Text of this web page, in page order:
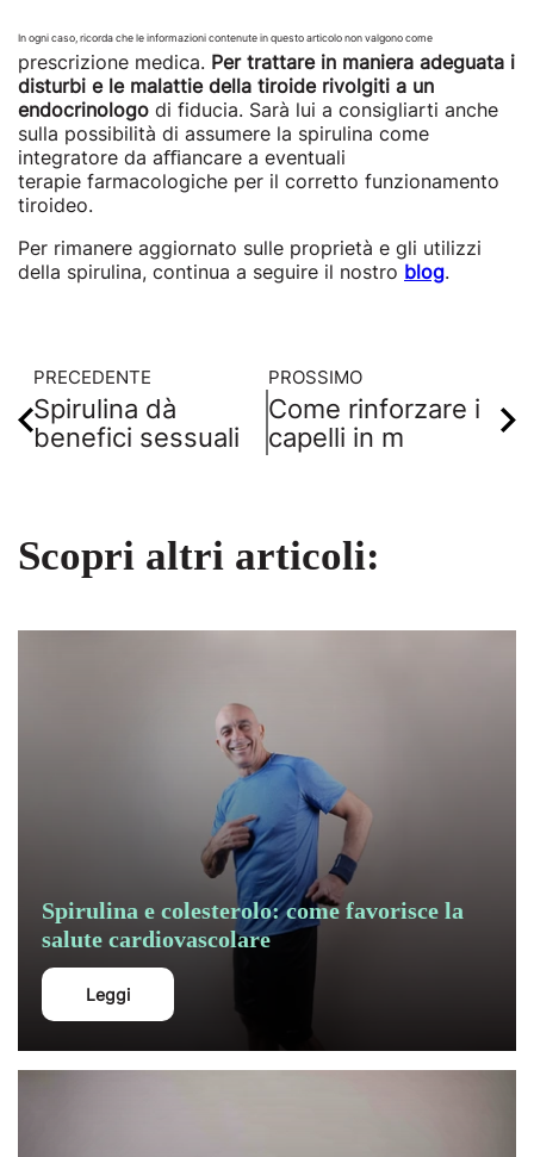
In ogni caso, ricorda che le informazioni contenute in questo articolo non valgono come
prescrizione medica. Per trattare in maniera adeguata i
disturbi e le malattie della tiroide rivolgiti a un
endocrinologo di fiducia. Sarà lui a consigliarti anche
sulla possibilità di assumere la spirulina come
integratore da aﬃancare a eventuali
terapie farmacologiche per il corretto funzionamento
tiroideo.
Per rimanere aggiornato sulle proprietà e gli utilizzi
della spirulina, continua a seguire il nostro blog.
PRECEDENTE
Spirulina dà
benefici sessuali
PROSSIMO
Come rinforzare i
capelli in m
Scopri altri articoli:
Spirulina e colesterolo: come favorisce la
salute cardiovascolare
Leggi